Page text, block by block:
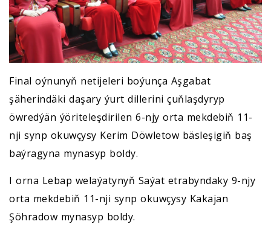
Final oýnunyň netijeleri boýunça Aşgabat
şäherindäki daşary ýurt dillerini çuňlaşdyryp
öwredýän ýöriteleşdirilen 6-njy orta mekdebiň 11-
nji synp okuwçysy Kerim Döwletow bäsleşigiň baş
baýragyna mynasyp boldy.
I orna Lebap welaýatynyň Saýat etrabyndaky 9-njy
orta mekdebiň 11-nji synp okuwçysy Kakajan
Şöhradow mynasyp boldy.